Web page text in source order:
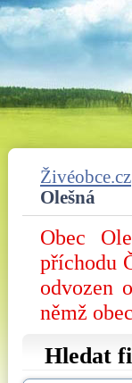
Živéobce.cz
Olešná
Obec
příchodu
odvozen
němž
Hledat